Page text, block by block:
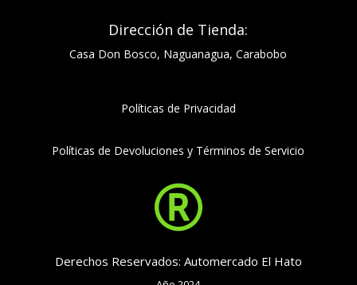
Dirección de Tienda:
Casa Don Bosco, Naguanagua, Carabobo
Políticas de Privacidad
Políticas de Devoluciones y Términos de Servicio

Derechos Reservados: Automercado El Hato